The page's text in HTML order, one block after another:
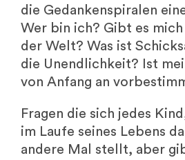
die Gedankenspiralen
Wer bin ich? Gibt es
der Welt? Was ist
die Unendlichkeit? Ist
von Anfang an
Fragen die sich jedes
im Laufe seines Lebens
andere Mal stellt, aber